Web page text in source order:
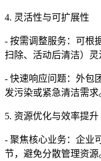
4. 灵活性与可扩展性
- 按需调整服务：可根
扫除、活动后清洁）灵
- 快速响应问题：外包
发污染或紧急清洁需求
5. 资源优化与效率提升
- 聚焦核心业务：企业
节，避免分散管理资源